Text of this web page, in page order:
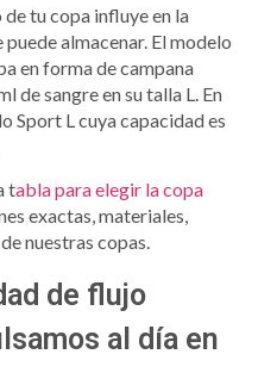
tu copa influye en la
almacenar. El modelo
en forma de campana
de sangre en su talla L. En
Sport L cuya capacidad es
tabla para elegir la copa
exactas, materiales,
nuestras copas.
de flujo
al día en